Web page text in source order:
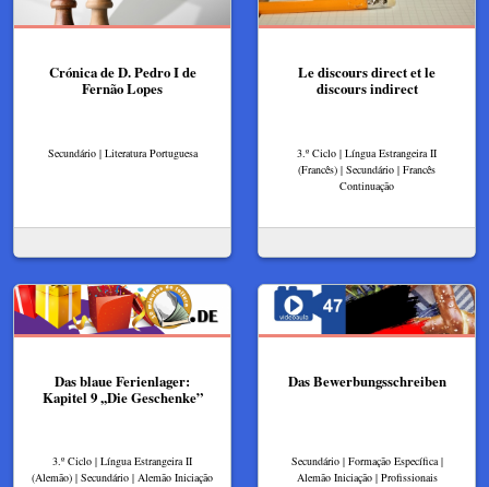
Crónica de D. Pedro I de
Fernão Lopes
Secundário | Literatura Portuguesa
Le discours direct et le
discours indirect
3.º Ciclo | Língua Estrangeira II
(Francês) | Secundário | Francês
Continuação
Das blaue Ferienlager:
Kapitel 9 ,,Die Geschenke”
3.º Ciclo | Língua Estrangeira II
(Alemão) | Secundário | Alemão Iniciação
Das Bewerbungsschreiben
Secundário | Formação Específica |
Alemão Iniciação | Profissionais